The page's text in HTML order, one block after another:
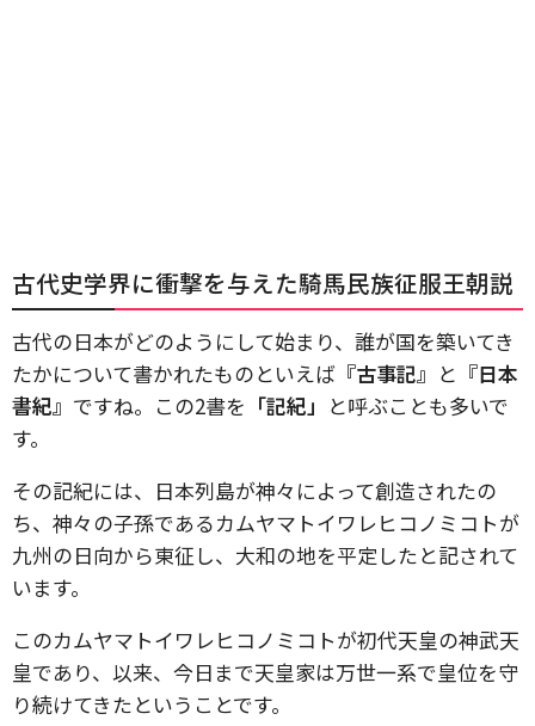
古代史学界に衝撃を与えた騎馬民族征服王朝説
古代の日本がどのようにして始まり、誰が国を築いてき
たかについて書かれたものといえば 『古事記』 と 『日本
書紀』 ですね。この2書を 「記紀」 と呼ぶことも多いで
す。
その記紀には、日本列島が神々によって創造されたの
ち、神々の子孫であるカムヤマトイワレヒコノミコトが
九州の日向から東征し、大和の地を平定したと記されて
います。
このカムヤマトイワレヒコノミコトが初代天皇の神武天
皇であり、以来、今日まで天皇家は万世一系で皇位を守
り続けてきたということです。